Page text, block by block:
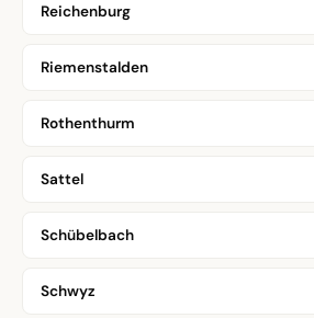
Reichenburg
Riemenstalden
Rothenthurm
Sattel
Schübelbach
Schwyz